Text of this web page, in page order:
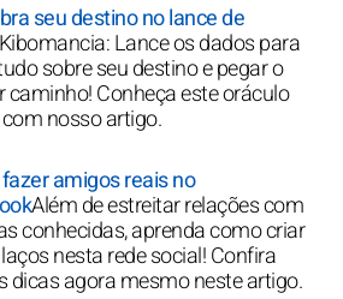
seu destino no lance de
Lance os dados para
sobre seu destino e pegar o
caminho! Conheça este oráculo
nosso artigo.
amigos reais no
Além de estreitar relações com
conhecidas, aprenda como criar
nesta rede social! Confira
dicas agora mesmo neste artigo.